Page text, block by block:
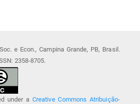
e Econ., Campina Grande, PB, Brasil.
2358-8705.
under a Creative Commons Atribuição-